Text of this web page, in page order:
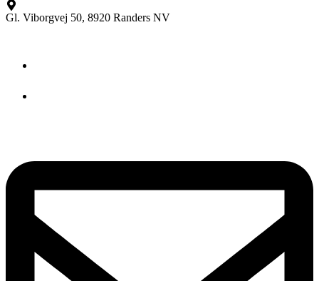
Gl. Viborgvej 50, 8920 Randers NV